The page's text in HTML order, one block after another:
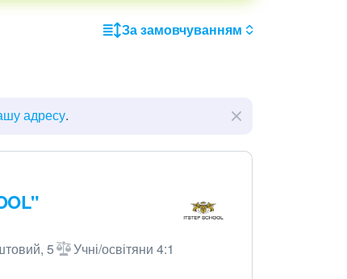
За замовчуванням
адресу.
5 Учні/освітяни 4:1